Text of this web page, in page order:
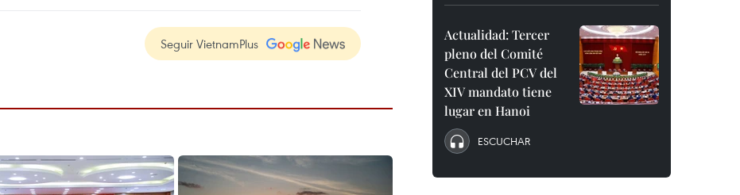
Seguir VietnamPlus
Actualidad: Tercer
pleno del Comité
Central del PCV del
XIV mandato tiene
lugar en Hanoi
ESCUCHAR